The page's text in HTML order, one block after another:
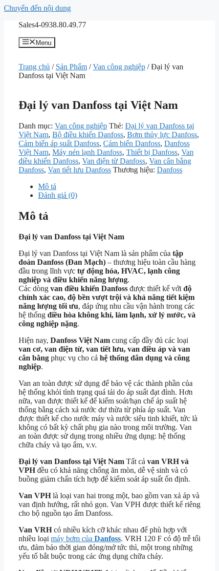
Chuyển đến nội dung
Sales4-0938.80.49.77
Menu
Trang chủ / Sản Phẩm /Van công nghiệp / Đại lý van
Danfoss tại Việt Nam
Đại lý van Danfoss tại Việt Nam
Danh mục: Van công nghiệp Thẻ: Đại lý van Danfoss tại
Việt Nam, Bộ điều khiển Danfoss, Bơm thủy lực Danfoss,
Cảm biến áp suất Danfoss, Cảm biến Danfoss, Danfoss
Việt Nam, Máy nén lạnh Danfoss, Thiết bị Danfoss, Van
điều khiển Danfoss, Van điện từ Danfoss, Van cân bằng
Danfoss, Van tiết lưu Danfoss Thương hiệu: Danfoss
Mô tả
Đánh giá (0)
Mô tả
Đại lý van Danfoss tại Việt Nam
Đại lý van Danfoss tại Việt Nam là sản phẩm của tập
đoàn Danfoss (Đan Mạch) – thương hiệu toàn cầu hàng
đầu trong lĩnh vực tự động hóa, HVAC, lạnh công
nghiệp và điều khiển năng lượng.
Các dòng van điều khiển Danfoss được thiết kế với độ
chính xác cao, độ bền vượt trội và khả năng tiết kiệm
năng lượng tối ưu, đáp ứng nhu cầu vận hành trong các
hệ thống điều hòa không khí, làm lạnh, xử lý nước, và
công nghiệp nặng.
Hiện nay, Danfoss Việt Nam cung cấp đầy đủ các loại
van cơ, van điện từ, van tiết lưu, van điều áp và van
cân bằng phục vụ cho cả hệ thống dân dụng và công
nghiệp.
Van an toàn được sử dụng để bảo vệ các thành phần của
hệ thống khỏi tình trạng quá tải do áp suất đạt đỉnh. Hơn
nữa, van được thiết kế để kiểm soát/hạn chế áp suất hệ
thống bằng cách xả nước dư thừa từ phía áp suất. Van
được thiết kế cho nước máy và nước siêu tinh khiết, tức là
không có bất kỳ chất phụ gia nào trong môi trường. Van
an toàn được sử dụng trong nhiều ứng dụng: hệ thống
chữa cháy và tạo ẩm, v.v.
Đại lý van Danfoss tại Việt Nam Tất cả van VRH và
VPHđều có khả năng chống ăn mòn, dễ vệ sinh và có
buồng giảm chấn tích hợp để kiểm soát áp suất ổn định.
Van VPHlà loại van hai trong một, bao gồm van xả áp và
van định hướng, rất nhỏ gọn. Van VPH được thiết kế riêng
cho bộ nguồn tạo ẩm Danfoss.
Van VRHcó nhiều kích cỡ khác nhau để phù hợp với
nhiều loại máy bơm của Danfoss. VRH 120 F có độ trễ tối
ưu, đảm bảo thời gian đóng/mở tức thì, một trong những
yếu tố bắt buộc trong các ứng dụng chữa cháy.